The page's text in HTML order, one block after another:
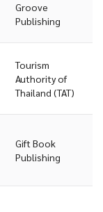
Groove
Publishing
Tourism
Authority of
Thailand (TAT)
Gift Book
Publishing